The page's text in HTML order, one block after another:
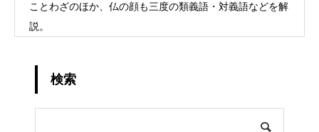
ことわざのほか、仏の顔も三度の類義語・対義語などを解
説。
検索